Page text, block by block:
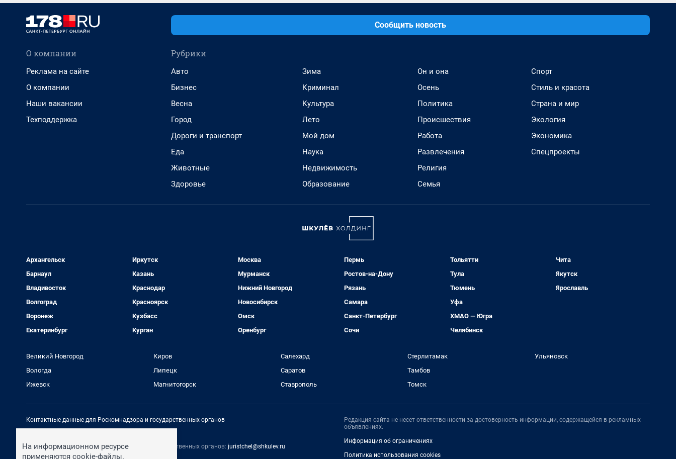
Сообщить новость
О компании
Реклама на сайте
О компании
Наши вакансии
Техподдержка
Рубрики
Авто
Бизнес
Весна
Город
Дороги и транспорт
Еда
Животные
Здоровье
Зима
Криминал
Культура
Лето
Мой дом
Наука
Недвижимость
Образование
Он и она
Осень
Политика
Происшествия
Работа
Развлечения
Религия
Семья
Спорт
Стиль и красота
Страна и мир
Экология
Экономика
Спецпроекты
Архангельск
Барнаул
Владивосток
Волгоград
Воронеж
Екатеринбург
Иркутск
Казань
Краснодар
Красноярск
Кузбасс
Курган
Москва
Мурманск
Нижний Новгород
Новосибирск
Омск
Оренбург
Пермь
Ростов-на-Дону
Рязань
Самара
Санкт-Петербург
Сочи
Тольятти
Тула
Тюмень
Уфа
ХМАО — Югра
Челябинск
Чита
Якутск
Ярославль
Великий Новгород
Вологда
Ижевск
Киров
Липецк
Магнитогорск
Салехард
Саратов
Ставрополь
Стерлитамак
Тамбов
Томск
Ульяновск
Контактные данные для Роскомнадзора и государственных органов
Контактные данные для Роскомнадзора и государственных органов: juristchel@shkulev.ru
Техподдержка: help@shkulev.ru
Редакция сайта не несет ответственности за достоверность информации, содержащейся в рекламных
объявлениях.
Информация об ограничениях
Политика использования cookies
На информационном ресурсе
применяются cookie-файлы.